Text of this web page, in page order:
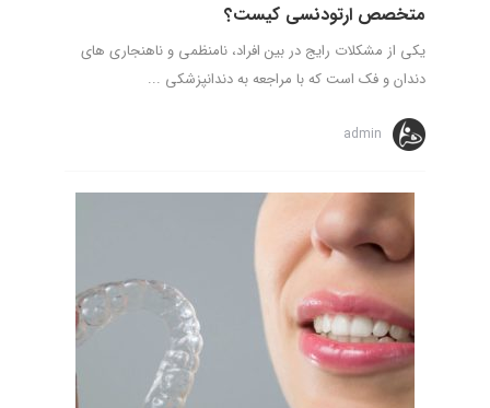
متخصص ارتودنسی کیست؟
یکی از مشکلات رایج در بین افراد، نامنظمی و ناهنجاری‌ های
دندان و فک است که با مراجعه به دندانپزشکی ...
admin